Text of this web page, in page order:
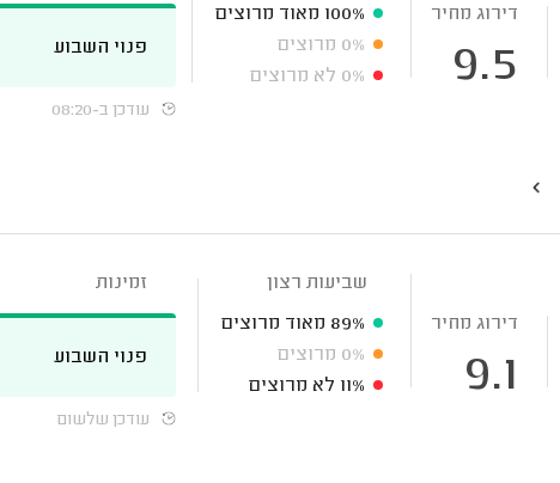
דירוג מחיר
9.5
100% מאוד מרוצים
0% מרוצים
0% לא מרוצים
פנוי השבוע
עודכן ב-08:20
דירוג מחיר
9.1
שביעות רצון
89% מאוד מרוצים
0% מרוצים
11% לא מרוצים
זמינות
פנוי השבוע
עודכן שלשום